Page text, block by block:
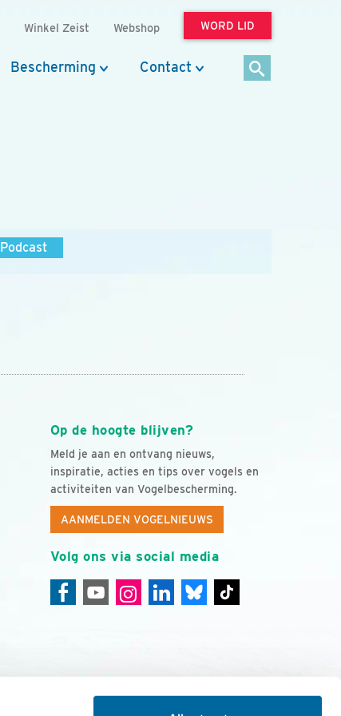
Winkel Zeist Webshop WORD LID
Bescherming Contact
Podcast
Op de hoogte blijven?
Meld je aan en ontvang nieuws,
inspiratie, acties en tips over vogels en
activiteiten van Vogelbescherming.
AANMELDEN VOGELNIEUWS
Volg ons via social media